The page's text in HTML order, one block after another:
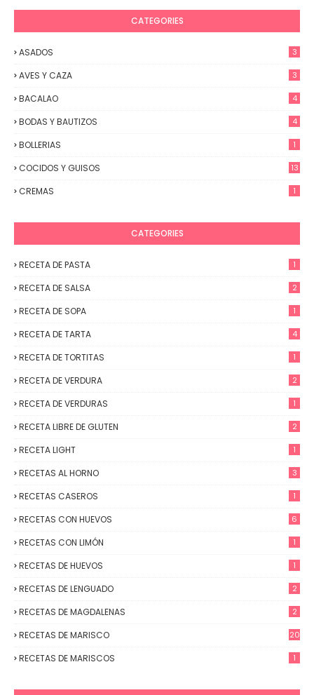
CATEGORIES
ASADOS 3
AVES Y CAZA 3
BACALAO 4
BODAS Y BAUTIZOS 4
BOLLERIAS 1
COCIDOS Y GUISOS 13
CREMAS 1
CATEGORIES
RECETA DE PASTA 1
RECETA DE SALSA 2
RECETA DE SOPA 1
RECETA DE TARTA 4
RECETA DE TORTITAS 1
RECETA DE VERDURA 2
RECETA DE VERDURAS 1
RECETA LIBRE DE GLUTEN 2
RECETA LIGHT 1
RECETAS AL HORNO 3
RECETAS CASEROS 1
RECETAS CON HUEVOS 6
RECETAS CON LIMÓN 1
RECETAS DE HUEVOS 1
RECETAS DE LENGUADO 2
RECETAS DE MAGDALENAS 2
RECETAS DE MARISCO 20
RECETAS DE MARISCOS 1